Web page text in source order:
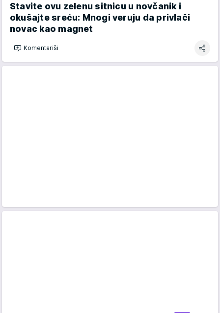
Stavite ovu zelenu sitnicu u novčanik i
okušajte sreću: Mnogi veruju da privlači
novac kao magnet
Komentariši